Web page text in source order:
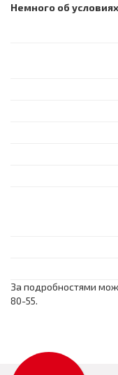
Немного об
За подробностями
80-55.